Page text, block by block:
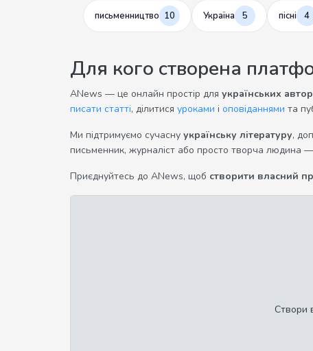
письменництво 10 Україна 5 пісні 4
Для кого створена
ANews — це онлайн простір для українських
писати статті, ділитися уроками і оповіданнями та
Ми підтримуємо сучасну українську літературу,
письменник, журналіст або просто творча людина
Приєднуйтесь до ANews, щоб створити власний
Створи